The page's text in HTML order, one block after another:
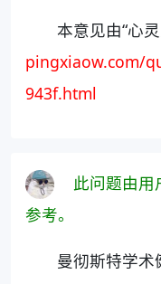
本意见由“心
pingxiaow.com/
943f.html
此问题由用
参考。
曼彻斯特学术